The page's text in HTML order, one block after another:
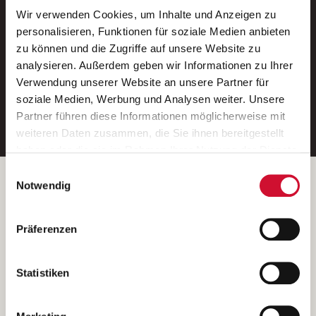
Wir verwenden Cookies, um Inhalte und Anzeigen zu
personalisieren, Funktionen für soziale Medien anbieten
zu können und die Zugriffe auf unsere Website zu
analysieren. Außerdem geben wir Informationen zu Ihrer
Verwendung unserer Website an unsere Partner für
soziale Medien, Werbung und Analysen weiter. Unsere
Partner führen diese Informationen möglicherweise mit
weiteren Daten zusammen, die Sie ihnen bereitgestellt
Wenn Sie auf „Cookies zulassen“ klicken, so stimmen
Sie der Speicherung sämtlicher Cookies zu. Sie können
Ihre Einwilligung selbstverständlich jederzeit widerrufen,
indem Sie die Cookie-Einstellungen aufrufen und diese
unsererDatenschutzerklärung
Notwendig
Präferenzen
Statistiken
Neue Stellen per E-Mail.
Ein kostenloser Service von AWO
Jobs.
E-Mail-Adresse eintragen
Betreiber der Webseite
Kantstraße 45a
(Ein Tochterunternehmen des AWO Bezirksverbandes Unterfranken
e.V.)